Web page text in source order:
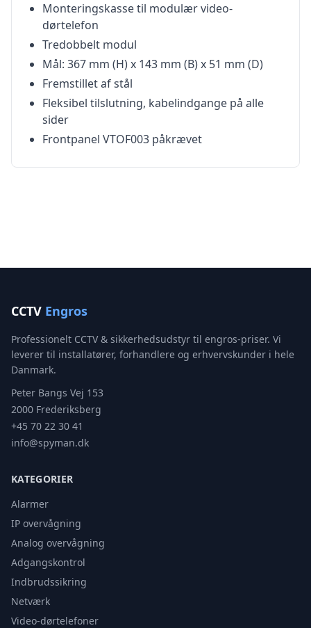
Monteringskasse til modulær video-
dørtelefon
Tredobbelt modul
Mål: 367 mm (H) x 143 mm (B) x 51 mm (D)
Fremstillet af stål
Fleksibel tilslutning, kabelindgange på alle
sider
Frontpanel VTOF003 påkrævet
CCTV Engros
Professionelt CCTV & sikkerhedsudstyr til engros-priser. Vi
leverer til installatører, forhandlere og erhvervskunder i hele
Danmark.
Peter Bangs Vej 153
2000 Frederiksberg
+45 70 22 30 41
info@spyman.dk
KATEGORIER
Alarmer
IP overvågning
Analog overvågning
Adgangskontrol
Indbrudssikring
Netværk
Video-dørtelefoner